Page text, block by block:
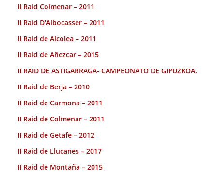
II Raid Colmenar – 2011
II Raid D'Albocasser – 2011
II Raid de Alcolea – 2011
II Raid de Añezcar – 2015
II RAID DE ASTIGARRAGA- CAMPEONATO DE GIPUZKOA.
II Raid de Berja – 2010
II Raid de Carmona – 2011
II Raid de Colmenar – 2011
II Raid de Getafe – 2012
II Raid de Llucanes – 2017
II Raid de Montaña – 2015